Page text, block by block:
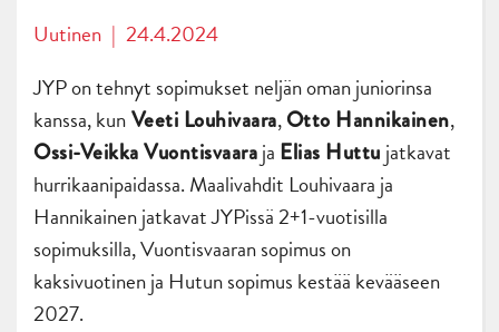
Uutinen | 24.4.2024
JYP on tehnyt sopimukset neljän oman juniorinsa
kanssa, kunVeeti Louhivaara,Otto Hannikainen,
Ossi-Veikka Vuontisvaaraja Elias Huttu jatkavat
hurrikaanipaidassa. Maalivahdit Louhivaara ja
Hannikainen jatkavat JYPissä 2+1-vuotisilla
sopimuksilla, Vuontisvaaran sopimus on
kaksivuotinen ja Hutun sopimus kestää kevääseen
2027.